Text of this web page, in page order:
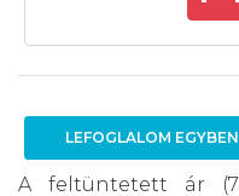
LEFOGLALOM
A feltüntetett ár